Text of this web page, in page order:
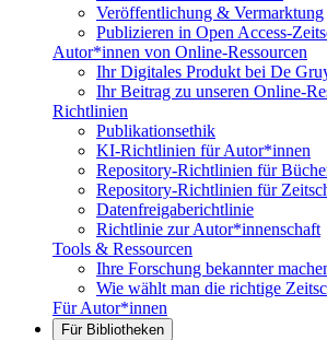
Veröffentlichung & Vermarktung
Publizieren in Open Access-
Autor*innen von Online-Ressourcen
Ihr Digitales Produkt bei De
Ihr Beitrag zu unseren Online-
Richtlinien
Publikationsethik
KI-Richtlinien für Autor*innen
Repository-Richtlinien für
Repository-Richtlinien für
Datenfreigaberichtlinie
Richtlinie zur Autor*innenschaft
Tools & Ressourcen
Ihre Forschung bekannter
Wie wählt man die richtige
Für Autor*innen
Für Bibliotheken